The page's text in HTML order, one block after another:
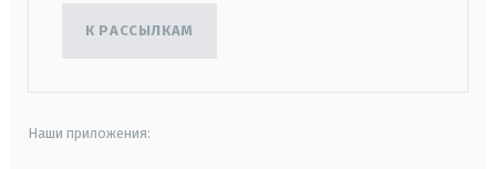
К РАССЫЛКАМ
Наши приложения: